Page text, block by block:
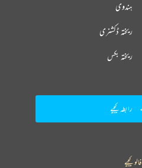
ہندوی
ریختہ ڈکشنری
ریختہ بکس
رابطہ کیجیے
فالو کیجیے